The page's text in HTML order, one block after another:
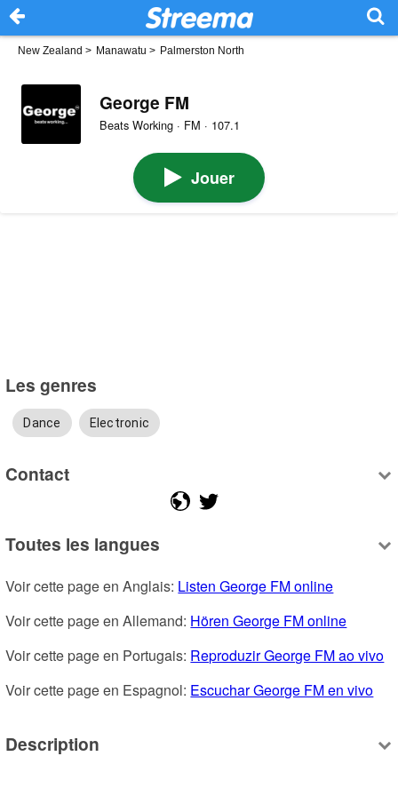
New Zealand > Manawatu > Palmerston North
George FM
Beats Working · FM · 107.1
Jouer
Les genres
Dance Electronic
Contact
Toutes les langues
Voir cette page en Anglais: Listen George FM online
Voir cette page en Allemand: Hören George FM online
Voir cette page en Portugais: Reproduzir George FM ao vivo
Voir cette page en Espagnol: Escuchar George FM en vivo
Description